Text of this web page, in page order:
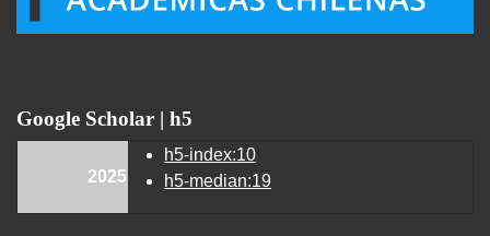
Google Scholar | h5
2025
h5-index:10
h5-median:19